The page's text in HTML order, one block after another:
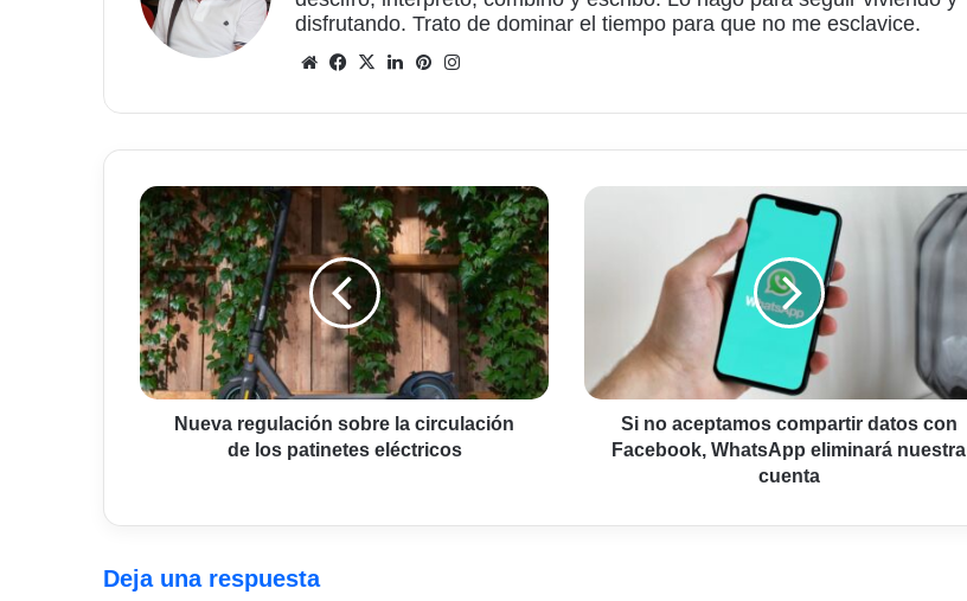
disfrutando. Trato de dominar el tiempo para que no me esclavice.
Sitio
Facebook
X LinkedInPinterest
Nueva
regulación
sobre
la
circulación
de
los
patinetes
eléctricos
Nueva regulación sobre la circulación
de los patinetes eléctricos
Si
compartir
Facebook,
WhatsApp
eliminará
nuestra
cuenta
Si no aceptamos compartir datos con
Facebook, WhatsApp eliminará nuestra
cuenta
Deja una respuesta